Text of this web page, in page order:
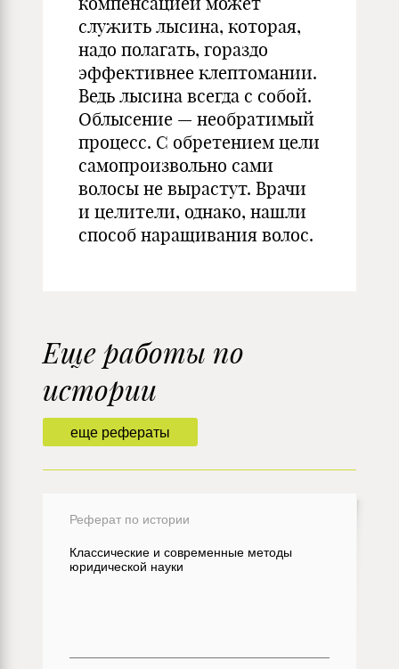
служить лысина, которая,
надо полагать, гораздо
эффективнее клептомании.
Ведь лысина всегда с собой.
Облысение — необратимый
процесс. С обретением цели
самопроизвольно сами
волосы не вырастут. Врачи
и целители, однако, нашли
способ наращивания волос.
еще рефераты
Еще работы по
истории
Реферат по истории
Классические и современные методы
юридической науки